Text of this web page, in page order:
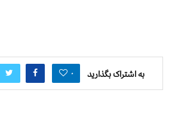
به اشتراک بگذارید ۰